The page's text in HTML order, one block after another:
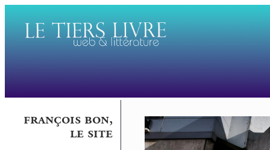
françois bon,
le site